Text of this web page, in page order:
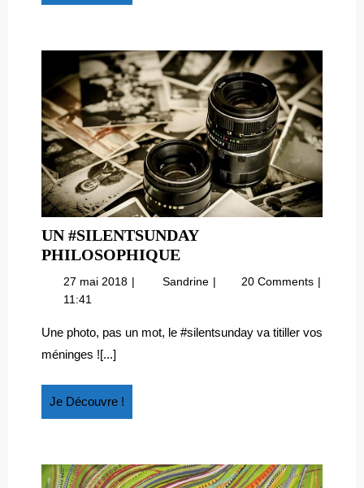
Découvre
UN #SILENTSUNDAY
PHILOSOPHIQUEUN
#SILENTSUNDAY
PHILOSOPHIQUE
27 mai 2018 27
Sandrine Un
20 Comments
11:41
Une photo, pas un mot, le #silentsunday va titiller vos
méninges ![...]
Je Découvre !
Découvre